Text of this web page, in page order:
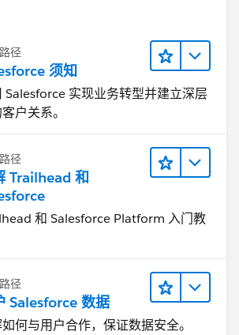
径
须知
Salesforce 实现业务转型并建立深层
户关系。
径
Trailhead 和
和 Salesforce Platform 入门教
径
Salesforce 数据
何与用户合作，保证数据安全。